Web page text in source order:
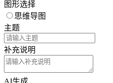
图形选择
思维导图
主题
补充说明